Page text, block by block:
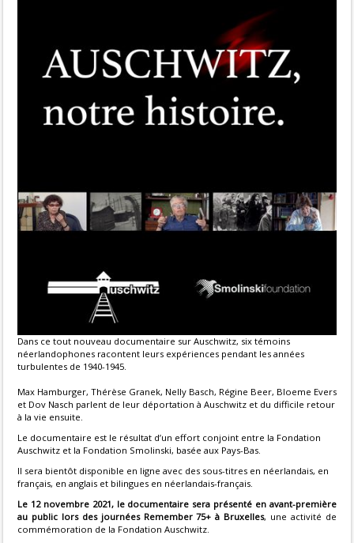
Dans ce tout nouveau documentaire sur Auschwitz, six témoins
néerlandophones racontent leurs expériences pendant les années
turbulentes de 1940-1945.
Max Hamburger, Thérèse Granek, Nelly Basch, Régine Beer, Bloeme Evers
et Dov Nasch parlent de leur déportation à Auschwitz et du difficile retour
à la vie ensuite.
Le documentaire est le résultat d’un effort conjoint entre la Fondation
Auschwitz et la Fondation Smolinski, basée aux Pays-Bas.
Il sera bientôt disponible en ligne avec des sous-titres en néerlandais, en
français, en anglais et bilingues en néerlandais-français.
Le 12 novembre 2021, le documentaire sera présenté en avant-première
au public lors des journées Remember 75+ à Bruxelles, une activité de
commémoration de la Fondation Auschwitz.